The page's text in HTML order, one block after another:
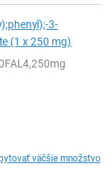
3-
(1 x 250 mg)
väčšie množstvo